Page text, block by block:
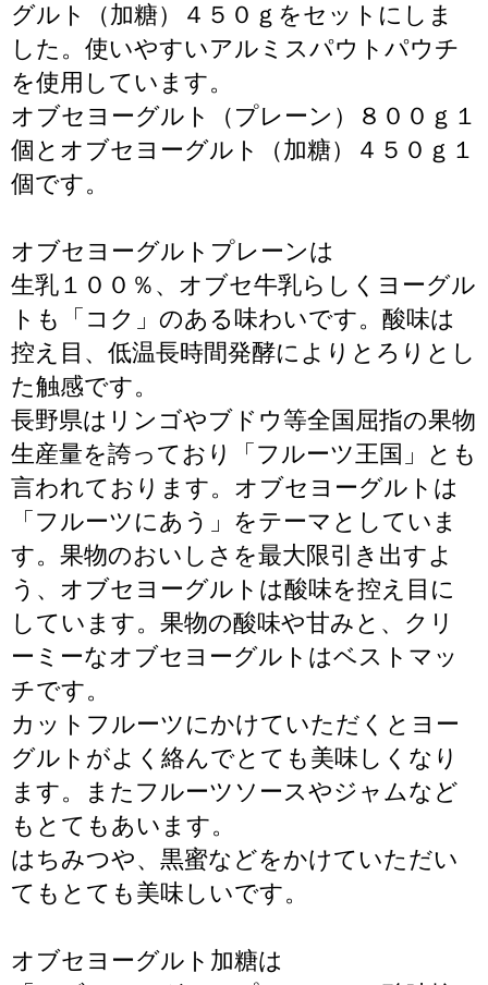
グルト（加糖）４５０ｇをセットにしま
した。使いやすいアルミスパウトパウチ
を使用しています。
オブセヨーグルト（プレーン）８００ｇ１
個とオブセヨーグルト（加糖）４５０ｇ１
個です。
オブセヨーグルトプレーンは
生乳１００％、オブセ牛乳らしくヨーグル
トも「コク」のある味わいです。酸味は
控え目、低温長時間発酵によりとろりとし
た触感です。
長野県はリンゴやブドウ等全国屈指の果物
生産量を誇っており「フルーツ王国」とも
言われております。オブセヨーグルトは
「フルーツにあう」をテーマとしていま
す。果物のおいしさを最大限引き出すよ
う、オブセヨーグルトは酸味を控え目に
しています。果物の酸味や甘みと、クリ
ーミーなオブセヨーグルトはベストマッ
チです。
カットフルーツにかけていただくとヨー
グルトがよく絡んでとても美味しくなり
ます。またフルーツソースやジャムなど
もとてもあいます。
はちみつや、黒蜜などをかけていただい
てもとても美味しいです。
オブセヨーグルト加糖は